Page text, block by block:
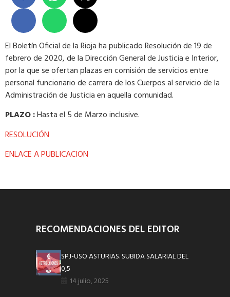
El Boletín Oficial de la Rioja ha publicado Resolución de 19 de
febrero de 2020, de la Dirección General de Justicia e Interior,
por la que se ofertan plazas en comisión de servicios entre
personal funcionario de carrera de los Cuerpos al servicio de la
Administración de Justicia en aquella comunidad.
PLAZO :Hasta el 5 de Marzo inclusive.
RESOLUCIÓN
ENLACE A PUBLICACION
RECOMENDACIONES DEL EDITOR
SPJ-USO ASTURIAS. SUBIDA SALARIAL DEL
0,5
14 julio, 2025